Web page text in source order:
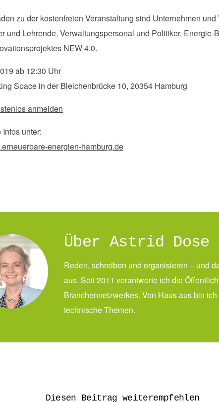
zu der kostenfreien Veranstaltung sind Unternehmen
und Lehrende, Verwaltungspersonal und Politiker,
NEW 4.0.
ab 12:30 Uhr
Space in der Bleichenbrücke 10, 20354 Hamburg
anmelden
unter:
energien-hamburg.de
Über Astrid Dose
Reden, schreiben und organisieren – und
aus. Seit 2011 verantworte ich die
Branchennetzwerkes. Von Haus aus bin
technische Themen.
Diesen Beitrag weiterempfehlen